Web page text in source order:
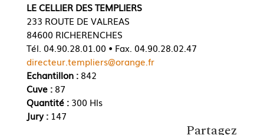
LE CELLIER DES TEMPLIERS
233 ROUTE DE VALREAS
84600 RICHERENCHES
Tél. 04.90.28.01.00 • Fax. 04.90.28.02.47
directeur.templiers@orange.fr
Echantillon :842
Cuve : 87
Quantité : 300 Hls
Jury : 147
Partagez